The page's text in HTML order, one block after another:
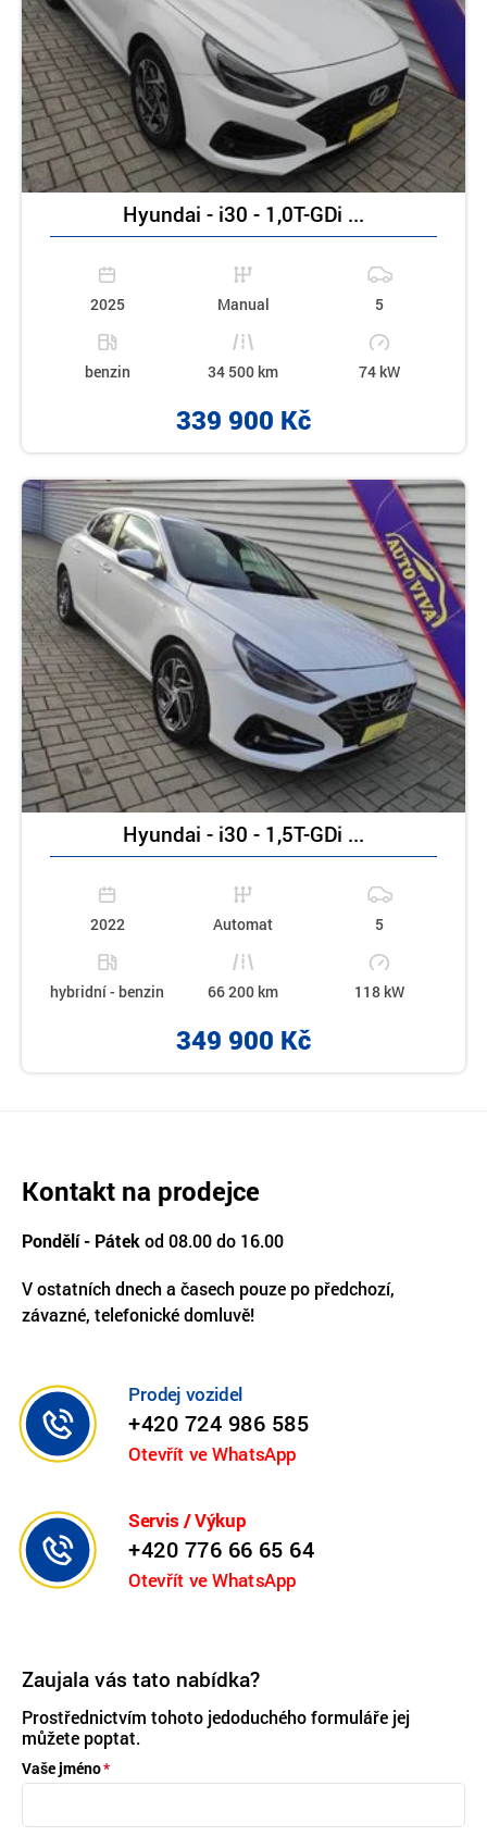
Hyundai - i30 - 1,0T-GDi ...
2025 Manual 5
benzin 34 500 km 74 kW
339 900 Kč
Hyundai - i30 - 1,5T-GDi ...
2022 Automat 5
hybridní - benzin 66 200 km 118 kW
349 900 Kč
Kontakt na prodejce
Pondělí - Pátek od 08.00 do 16.00
V ostatních dnech a časech pouze po předchozí,
závazné, telefonické domluvě!
Prodej vozidel
+420 724 986 585
Otevřít ve WhatsApp
Servis / Výkup
+420 776 66 65 64
Otevřít ve WhatsApp
Zaujala vás tato nabídka?
Prostřednictvím tohoto jedoduchého formuláře jej
můžete poptat.
Vaše jméno